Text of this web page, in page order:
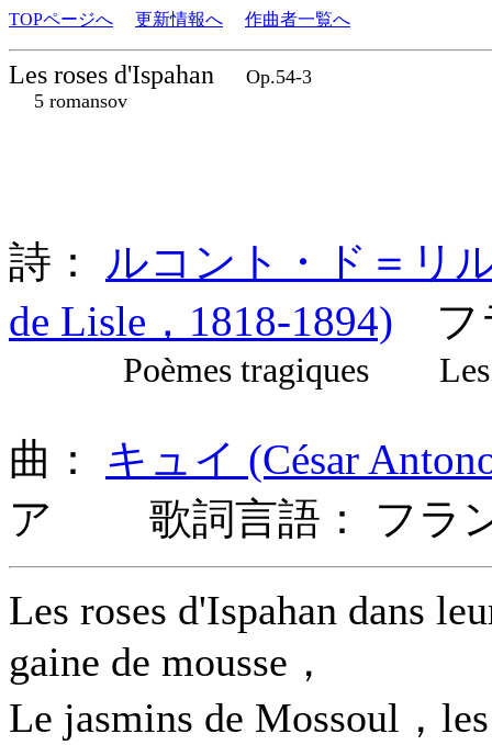
TOPページへ 更新情報へ 作曲者一覧へ
Les roses d'Ispahan
Op.54-3
5 romansov
詩： ルコント・ド＝リ
de Lisle，1818-1894) フ
Poèmes tragiques Les
曲： キュイ (César
ア 歌詞言語： フラ
Les roses d'Ispahan dans
gaine de mousse，
Le jasmins de Mossoul，les